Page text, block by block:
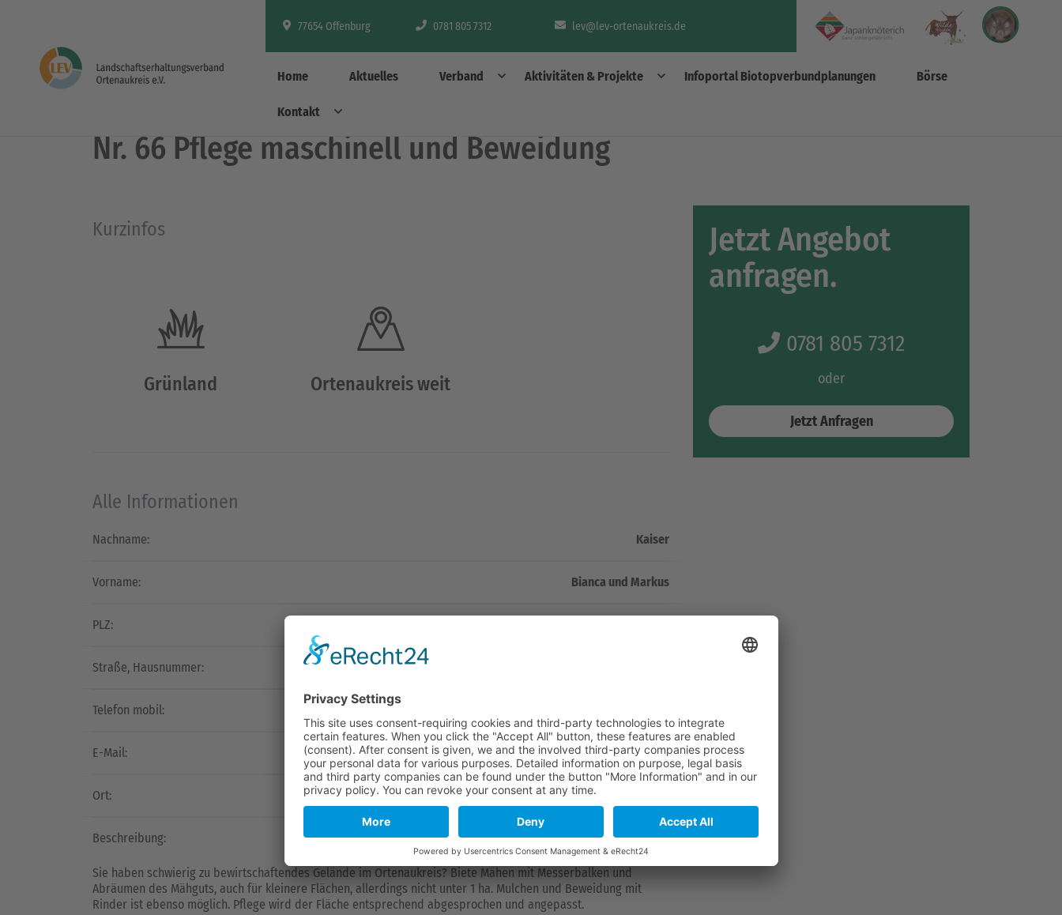
77654 Offenburg 0781 805 7312 lev@lev-ortenaukreis.de
Home Aktuelles Verband Aktivitäten & Projekte Infoportal Biotopverbundplanungen Börse
Kontakt
Nr. 66 Pflege maschinell und Beweidung
Kurzinfos
Grünland Ortenaukreis weit
Alle Informationen
Nachname: Kaiser
Vorname: Bianca und Markus
PLZ:
Straße, Hausnummer:
Telefon mobil:
E-Mail: kaisers-gold@freenet.de
Ort: Ortenaukreis weit
Beschreibung:
Sie haben schwierig zu bewirtschaftendes Gelände im Ortenaukreis? Biete Mähen mit Messerbalken und
Abräumen des Mähguts, auch für kleinere Flächen, allerdings nicht unter 1 ha. Mulchen und Beweidung mit
Rinder ist ebenso möglich. Pflege wird der Fläche entsprechend abgesprochen und angepasst.
Jetzt Angebot
anfragen.
0781 805 7312
oder
Jetzt Anfragen